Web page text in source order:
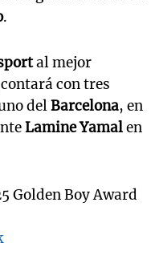
.
al mejor
con tres
delBarcelona, en
Lamine Yamalen
Golden Boy Award